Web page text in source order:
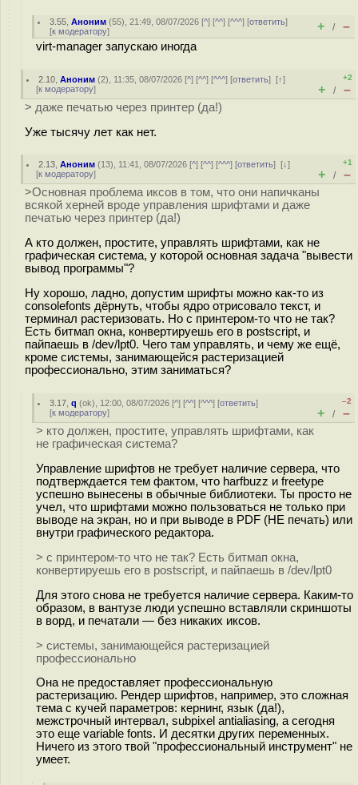
3.55 ,Аноним (55), 21:49, 08/07/2026 [^] [^^] [^^^] [ответить]
[к модератору] + / –
virt-manager запускаю иногда
2.10 ,Аноним (2), 11:35, 08/07/2026 [^] [^^] [^^^] [ответить][↑]
[к модератору]
+2
+ / –
> даже печатью через принтер (да!)
Уже тысячу лет как нет.
2.13 ,Аноним (13), 11:41, 08/07/2026 [^] [^^] [^^^] [ответить][↓]
[к модератору]
+1
+ / –
>Основная проблема иксов в том, что они напичканы
всякой херней вроде управления шрифтами и даже
печатью через принтер (да!)
А кто должен, простите, управлять шрифтами, как не
графическая система, у которой основная задача "вывести
вывод программы"?
Ну хорошо, ладно, допустим шрифты можно как-то из
consolefonts дёрнуть, чтобы ядро отрисовало текст, и
терминал растеризовать. Но с принтером-то что не так?
Есть битмап окна, конвертируешь его в postscript, и
пайпаешь в /dev/lpt0. Чего там управлять, и чему же ещё,
кроме системы, занимающейся растеризацией
профессионально, этим заниматься?
3.17 ,q (ok), 12:00, 08/07/2026 [^] [^^] [^^^] [ответить]
[к модератору]
–2
+ / –
> кто должен, простите, управлять шрифтами, как
не графическая система?
Управление шрифтов не требует наличие сервера, что
подтверждается тем фактом, что harfbuzz и freetype
успешно вынесены в обычные библиотеки. Ты просто не
учел, что шрифтами можно пользоваться не только при
выводе на экран, но и при выводе в PDF (НЕ печать) или
внутри графического редактора.
> с принтером-то что не так? Есть битмап окна,
конвертируешь его в postscript, и пайпаешь в /dev/lpt0
Для этого снова не требуется наличие сервера. Каким-то
образом, в вантузе люди успешно вставляли скриншоты
в ворд, и печатали — без никаких иксов.
> системы, занимающейся растеризацией
профессионально
Она не предоставляет профессиональную
растеризацию. Рендер шрифтов, например, это сложная
тема с кучей параметров: кернинг, язык (да!),
межстрочный интервал, subpixel antialiasing, а сегодня
это еще variable fonts. И десятки других переменных.
Ничего из этого твой "профессиональный инструмент" не
умеет.